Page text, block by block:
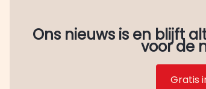
Ons nieuws is en blijft
voor de
Gratis